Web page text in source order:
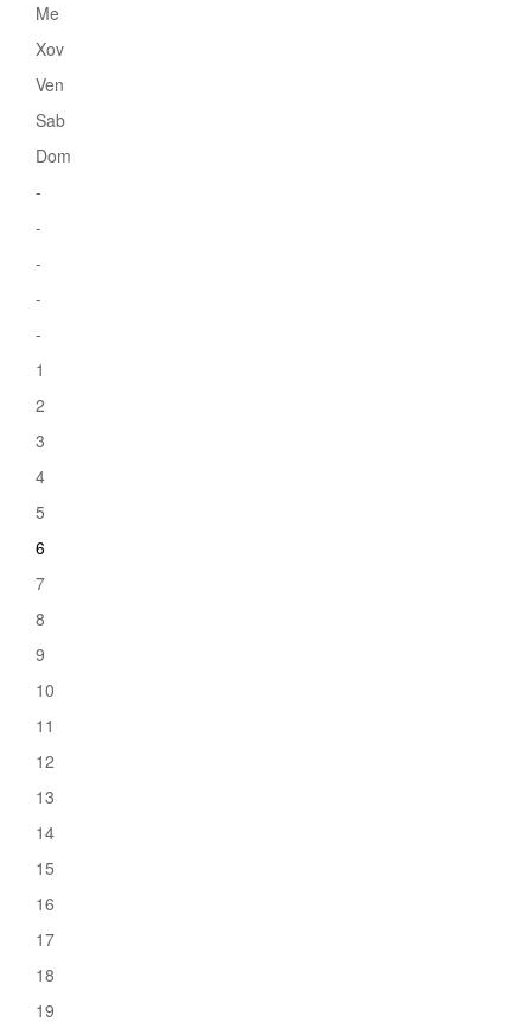
Me
Xov
Ven
Sab
Dom
-
-
-
-
-
1
2
3
4
5
6
7
8
9
10
11
12
13
14
15
16
17
18
19